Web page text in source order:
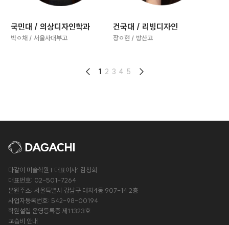
국민대 / 의상디자인학과
박ㅇ채 / 서울사대부고
건국대 / 리빙디자인
장ㅇ현 / 방산고
1 2 3 4 5
다같이 미술학원 | 대표이사: 김청희
대표번호: 02-501-7264
본원주소: 서울특별시 강남구 대치4동 907-14 2층
사업자등록번호: 542-98-00194
학원설립 운영등록증 제11323호
교습비 안내